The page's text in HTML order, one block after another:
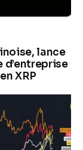
lance
d’entreprise
XRP